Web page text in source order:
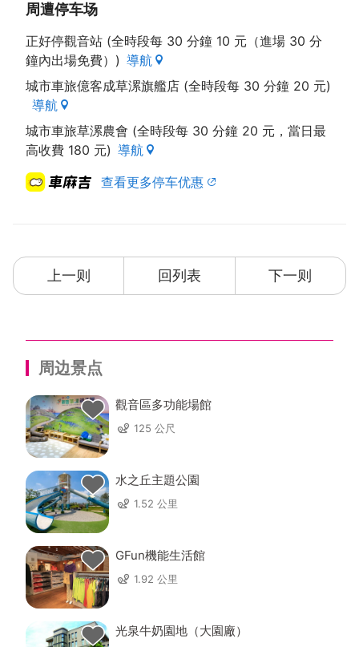
钟至天幕篮球场。
至藻礁生态区、青埔 X PARK、华泰outlet、永安渔
港、竹围渔港、桃园国际机场。
周遭停车场
正好停觀音站 (全時段每 30 分鐘 10 元（進場 30 分
鐘內出場免費）) 導航
城市車旅億客成草漯旗艦店 (全時段每 30 分鐘 20 元)
導航
城市車旅草漯農會 (全時段每 30 分鐘 20 元，當日最
高收費 180 元) 導航
查看更多停车优惠
上一则 回列表 下一则
周边景点
觀音區多功能場館
125 公尺
水之丘主題公園
1.52 公里
GFun機能生活館
1.92 公里
光泉牛奶園地（大園廠）